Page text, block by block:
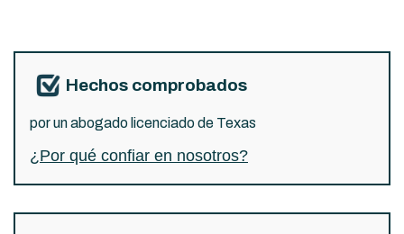
Hechos comprobados
por un abogado licenciado de Texas
¿Por qué confiar en nosotros?